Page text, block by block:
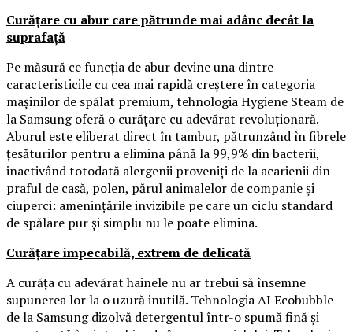
Curățare cu abur care pătrunde mai adânc decât la
suprafață
Pe măsură ce funcția de abur devine una dintre
caracteristicile cu cea mai rapidă creștere în categoria
mașinilor de spălat premium, tehnologia Hygiene Steam de
la Samsung oferă o curățare cu adevărat revoluționară.
Aburul este eliberat direct în tambur, pătrunzând în fibrele
țesăturilor pentru a elimina până la 99,9% din bacterii,
inactivând totodată alergenii proveniți de la acarienii din
praful de casă, polen, părul animalelor de companie și
ciuperci: amenințările invizibile pe care un ciclu standard
de spălare pur și simplu nu le poate elimina.
Curățare impecabilă, extrem de delicată
A curăța cu adevărat hainele nu ar trebui să însemne
supunerea lor la o uzură inutilă. Tehnologia AI Ecobubble
de la Samsung dizolvă detergentul într-o spumă fină și